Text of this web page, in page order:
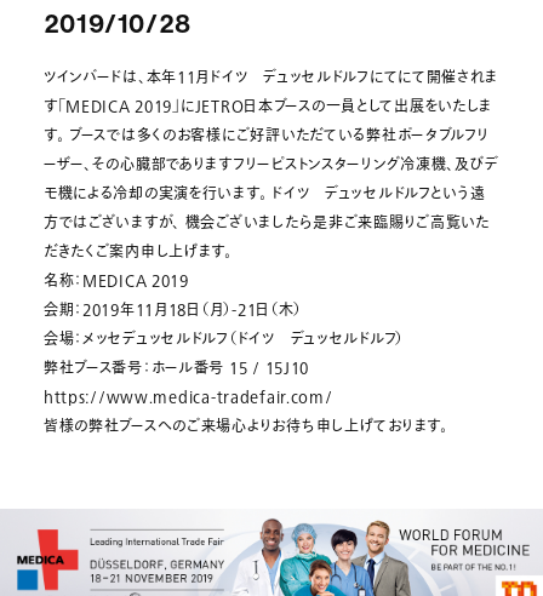
2019/10/28
ツインバードは、本年11月ドイツ デュッセルドルフにてにて開催されま
す「MEDICA 2019」にJETRO日本ブースの一員として出展をいたしま
す。 ブースでは多くのお客様にご好評いただている弊社ポータブルフリ
ーザー、その心臓部でありますフリーピストンスターリング冷凍機、及びデ
モ機による冷却の実演を行います。 ドイツ デュッセルドルフという遠
方ではございますが、 機会ございましたら是非ご来臨賜りご高覧いた
だきたくご案内申し上げます。
名称：MEDICA 2019
会期：2019年11月18日（月）-21日（木）
会場：メッセデュッセルドルフ（ドイツ デュッセルドルフ）
弊社ブース番号：ホール番号 15 / 15J10
https://www.medica-tradefair.com/
皆様の弊社ブースへのご来場心よりお待ち申し上げております。